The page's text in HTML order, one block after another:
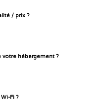
/ prix ?
votre hébergement ?
Fi ?